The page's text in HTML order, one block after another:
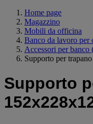
Home page
Magazzino
Mobili da officina
Banco da lavoro per
Accessori per banco
Supporto per
Supporto